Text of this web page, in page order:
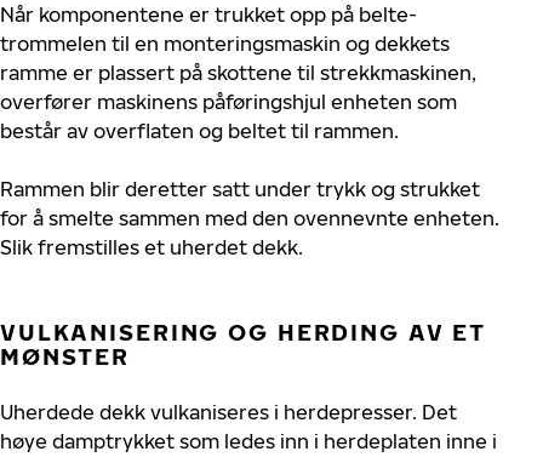
Når komponentene er trukket opp på belte-
trommelen til en monteringsmaskin og dekkets
ramme er plassert på skottene til strekkmaskinen,
overfører maskinens påføringshjul enheten som
består av overflaten og beltet til rammen.
Rammen blir deretter satt under trykk og strukket
for å smelte sammen med den ovennevnte enheten.
Slik fremstilles et uherdet dekk.
VULKANISERING OG HERDING AV ET
MØNSTER
Uherdede dekk vulkaniseres i herdepresser. Det
høye damptrykket som ledes inn i herdeplaten inne i